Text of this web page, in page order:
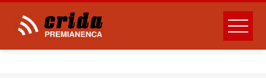
Skip
content